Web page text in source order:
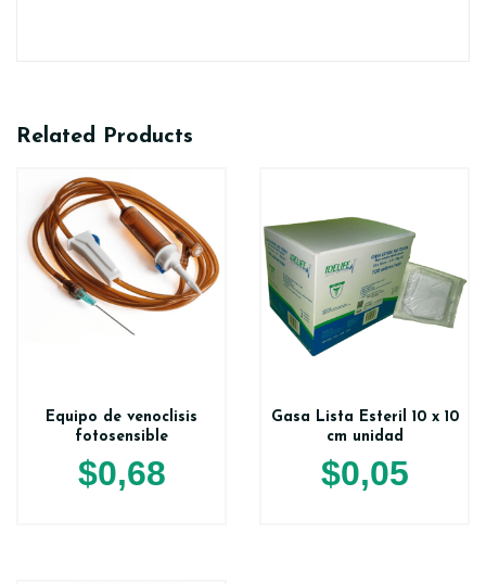
Related Products
Equipo de venoclisis
fotosensible
$0,68
Gasa Lista Esteril 10 x 10
cm unidad
$0,05